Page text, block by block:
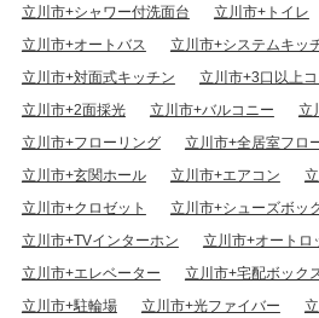
立川市+シャワー付洗面台
立川市+トイレ
立川市+オートバス
立川市+システムキッ
立川市+対面式キッチン
立川市+3口以上コ
立川市+2面採光
立川市+バルコニー
立
立川市+フローリング
立川市+全居室フロ
立川市+玄関ホール
立川市+エアコン
立川市+クロゼット
立川市+シューズボッ
立川市+TVインターホン
立川市+オートロ
立川市+エレベーター
立川市+宅配ボック
立川市+駐輪場
立川市+光ファイバー